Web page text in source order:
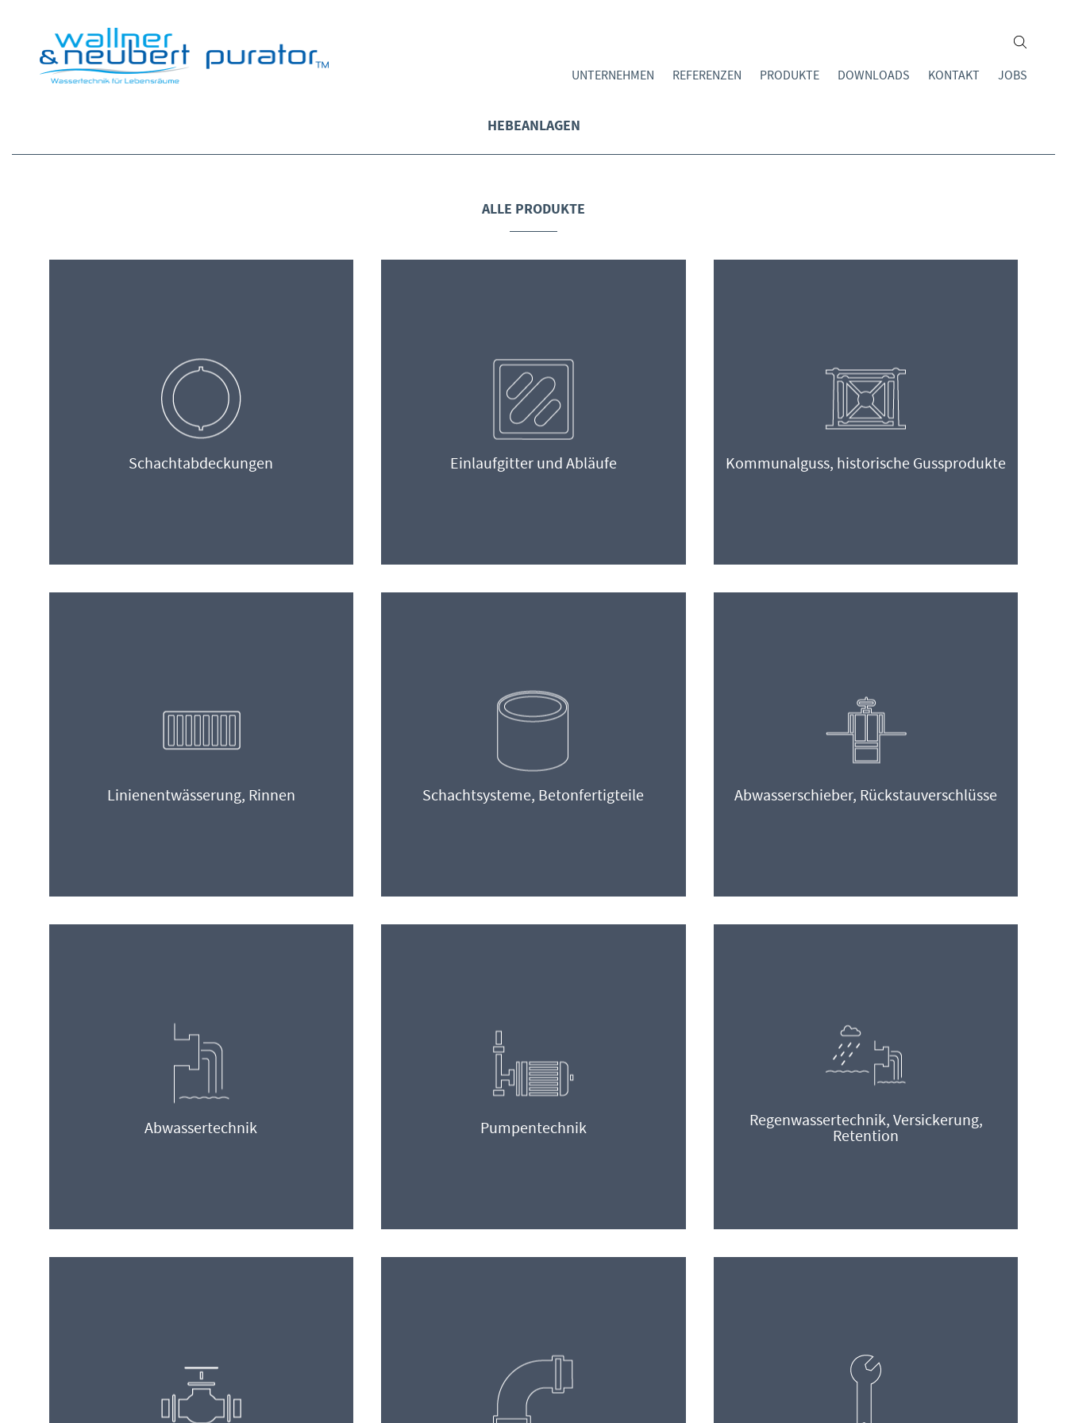
UNTERNEHMEN REFERENZEN PRODUKTE DOWNLOADS KONTAKT JOBS
HEBEANLAGEN
ALLE PRODUKTE
Schachtabdeckungen Einlaufgitter und Abläufe Kommunalguss, historische Gussprodukte
Linienentwässerung, Rinnen Schachtsysteme, Betonfertigteile Abwasserschieber, Rückstauverschlüsse
Abwassertechnik Pumpentechnik
Regenwassertechnik, Versickerung,
Retention